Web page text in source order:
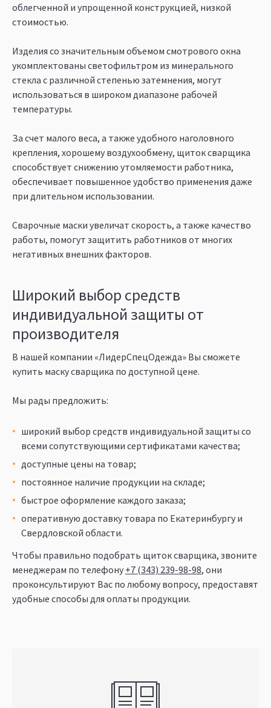
облегченной и упрощенной конструкцией, низкой
стоимостью.
Изделия со значительным объемом смотрового окна
укомплектованы светофильтром из минерального
стекла с различной степенью затемнения, могут
использоваться в широком диапазоне рабочей
температуры.
За счет малого веса, а также удобного наголовного
крепления, хорошему воздухообмену, щиток сварщика
способствует снижению утомляемости работника,
обеспечивает повышенное удобство применения даже
при длительном использовании.
Сварочные маски увеличат скорость, а также качество
работы, помогут защитить работников от многих
негативных внешних факторов.
Широкий выбор средств
индивидуальной защиты от
производителя
В нашей компании «ЛидерСпецОдежда» Вы сможете
купить маску сварщика по доступной цене.
Мы рады предложить:
широкий выбор средств индивидуальной защиты со
всеми сопутствующими сертификатами качества;
доступные цены на товар;
постоянное наличие продукции на складе;
быстрое оформление каждого заказа;
оперативную доставку товара по Екатеринбургу и
Свердловской области.
Чтобы правильно подобрать щиток сварщика, звоните
менеджерам по телефону +7 (343) 239-98-98, они
проконсультируют Вас по любому вопросу, предоставят
удобные способы для оплаты продукции.